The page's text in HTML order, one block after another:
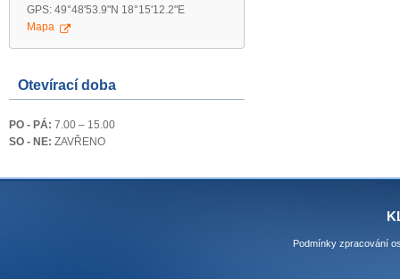
GPS: 49°48'53.9"N 18°15'12.2"E
Mapa
Otevírací doba
PO - PÁ: 7.00 – 15.00
SO - NE: ZAVŘENO
Podmínky zpracování